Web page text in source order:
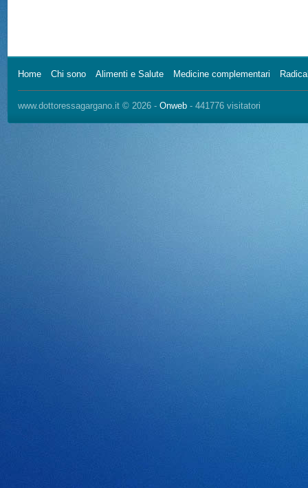
Home Chi sono Alimenti e Salute Medicine complementari
www.dottoressagargano.it © 2026 - Onweb - 441776 visitatori